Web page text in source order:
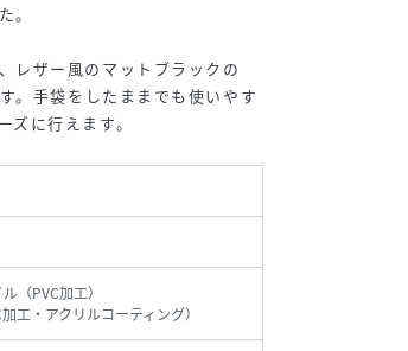
。
レザー風のマットブラックの
。手袋をしたままでも使いやす
に行えます。
（PVC加工）
工・アクリルコーティング）